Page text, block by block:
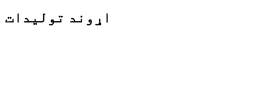
اړوند توليدات